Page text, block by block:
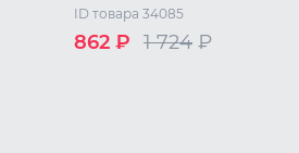
ID товара 34085
862 ₽ 1 724 ₽